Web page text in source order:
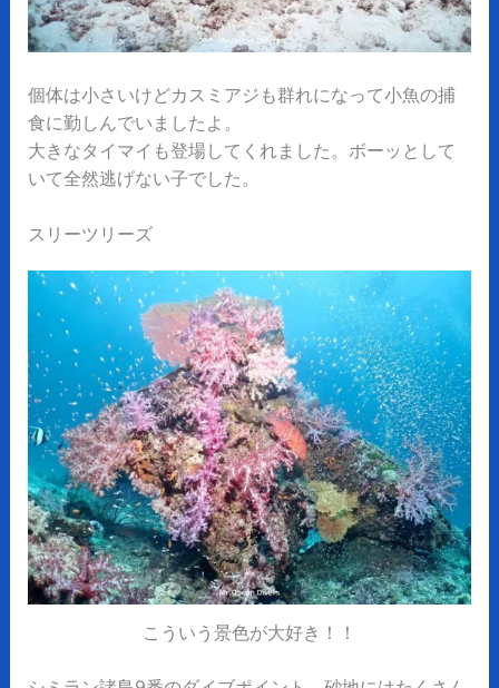
個体は小さいけどカスミアジも群れになって小魚の捕
食に勤しんでいましたよ。
大きなタイマイも登場してくれました。ボーッとして
いて全然逃げない子でした。
スリーツリーズ
こういう景色が大好き！！